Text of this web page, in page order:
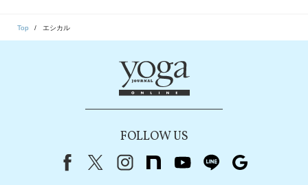
Top エシカル
FOLLOW US
FacebookX（旧Twitter）
instagram
note youtubeline